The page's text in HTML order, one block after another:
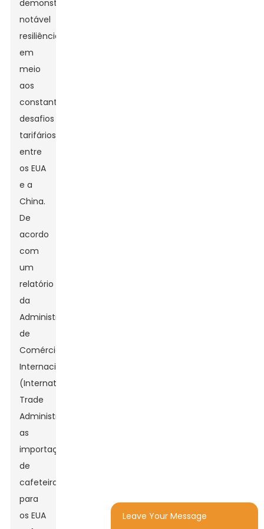
demonstrou
notável
resiliência
em
meio
aos
constantes
desafios
tarifários
entre
os EUA
e a
China.
De
acordo
com
um
relatório
da
Administração
de
Comércio
Internacional
(International
Trade
Administration),
as
importações
de
cafeteiras
para
os EUA
Leave Your Message